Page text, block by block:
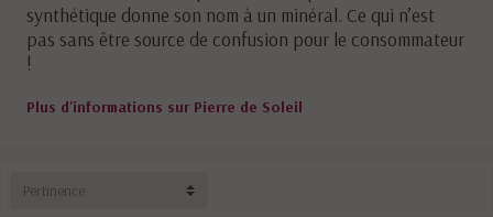
synthétique donne son nom à un minéral. Ce qui n’est
pas sans être source de confusion pour le consommateur
!
Plus d'informations sur Pierre de Soleil
Pertinence